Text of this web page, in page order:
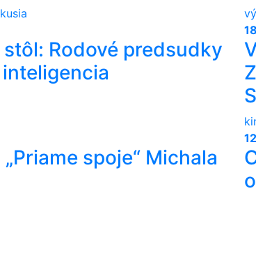
Rodové predsudky
spoje“ Michala